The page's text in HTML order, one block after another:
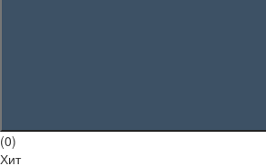
(0)
Хит